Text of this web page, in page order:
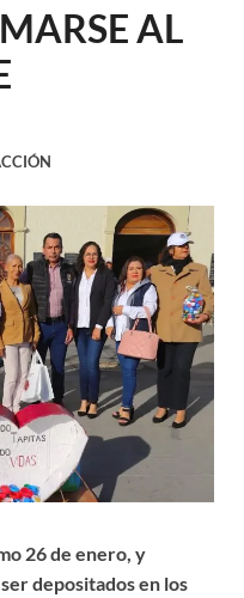
AL
26 de enero, y
depositados en los